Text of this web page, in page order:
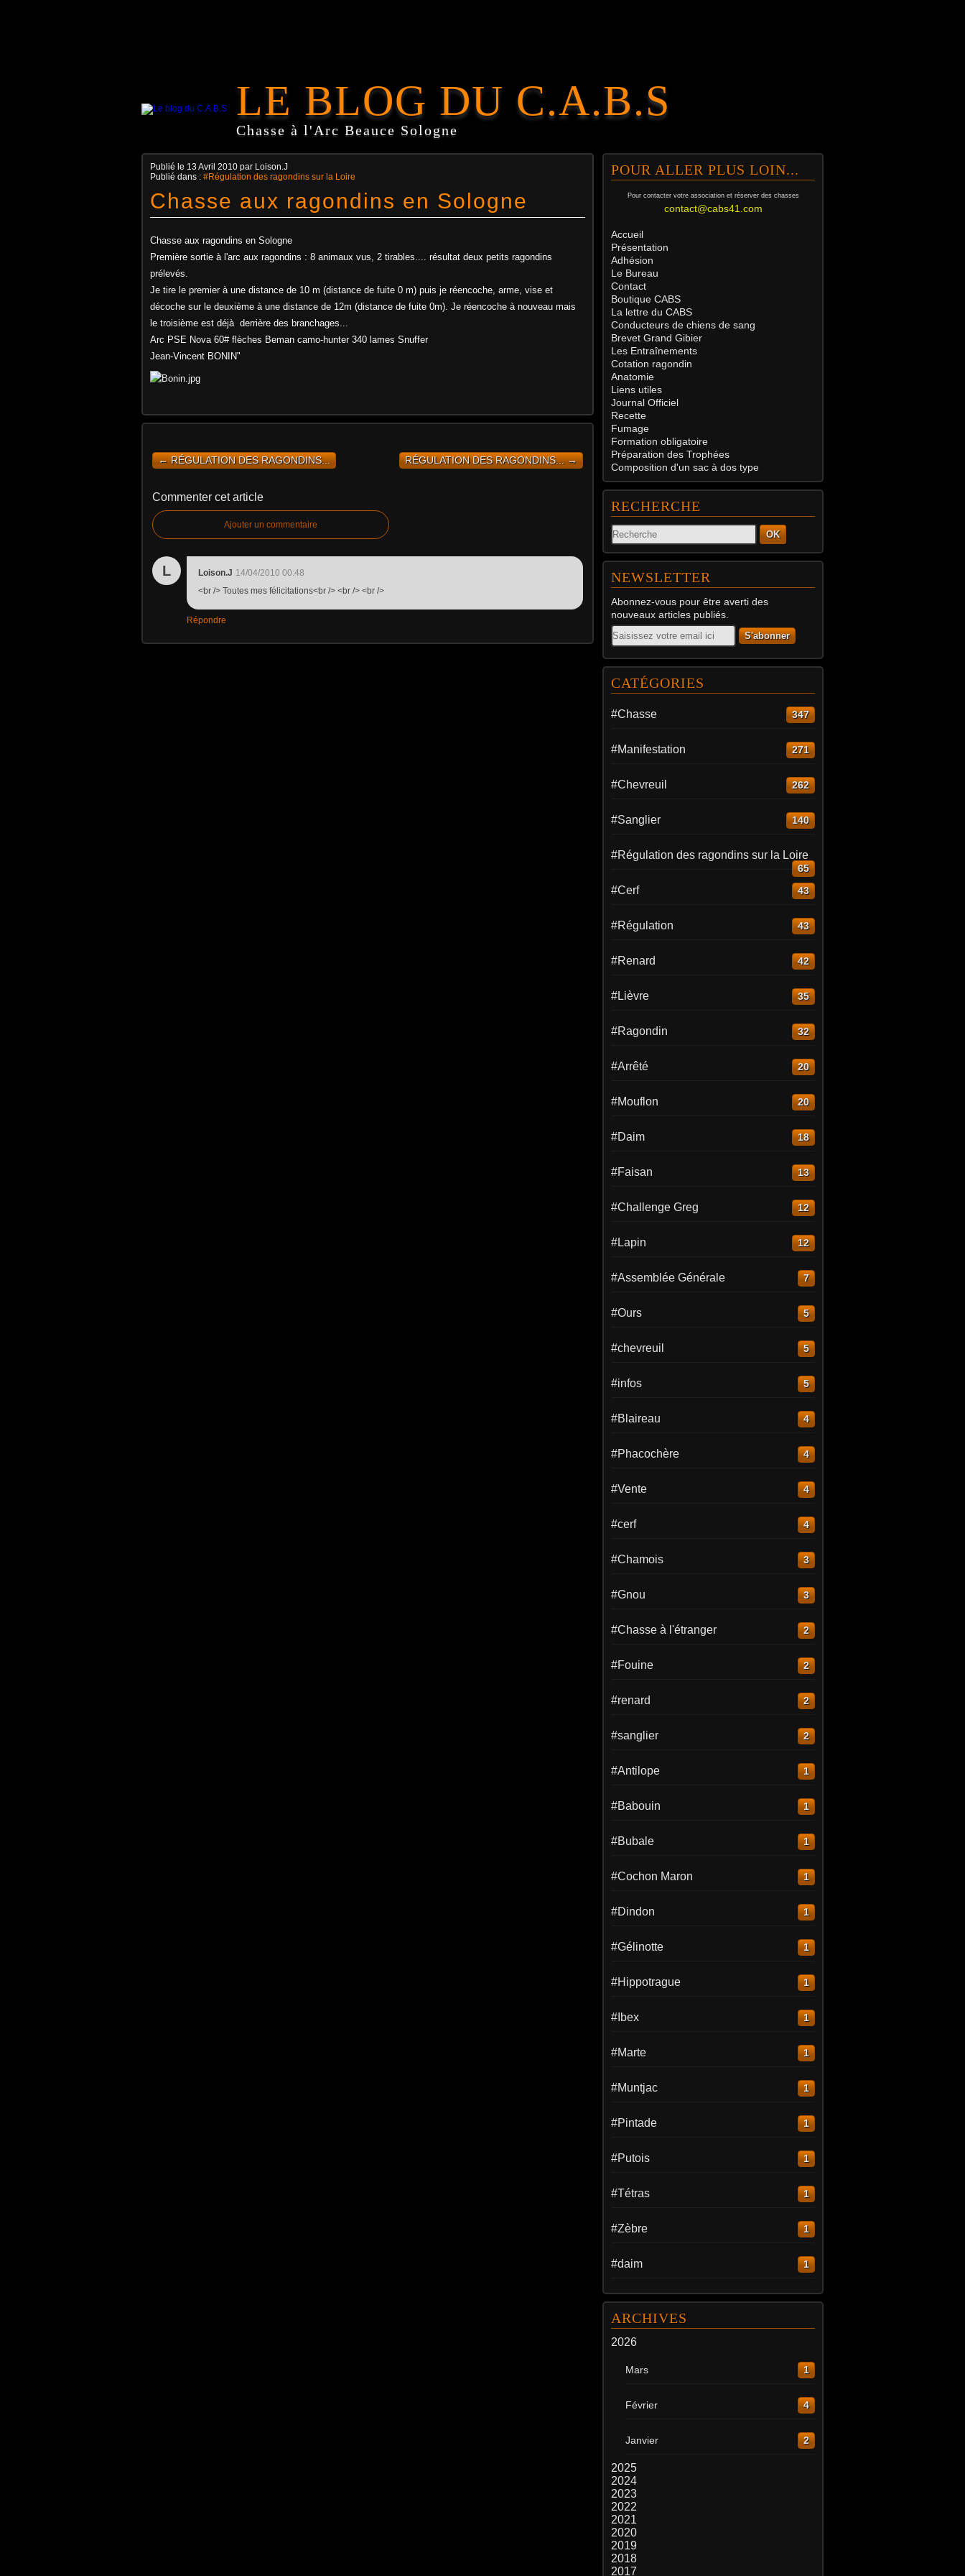
LE BLOG DU C.A.B.S
Chasse à l'Arc Beauce Sologne
Publié le 13 Avril 2010 par Loison.J
Publié dans : #Régulation des ragondins sur la Loire
Chasse aux ragondins en Sologne
Chasse aux ragondins en Sologne
Première sortie à l'arc aux ragondins : 8 animaux vus, 2 tirables.... résultat deux petits ragondins
prélevés.
Je tire le premier à une distance de 10 m (distance de fuite 0 m) puis je réencoche, arme, vise et
décoche sur le deuxième à une distance de 12m (distance de fuite 0m). Je réencoche à nouveau mais
le troisième est déjà derrière des branchages...
Arc PSE Nova 60# flèches Beman camo-hunter 340 lames Snuffer
Jean-Vincent BONIN"
← RÉGULATION DES RAGONDINS... RÉGULATION DES RAGONDINS... →
Commenter cet article
Ajouter un commentaire
L Loison.J 14/04/2010 00:48
<br /> Toutes mes félicitations<br /> <br /> <br />
Répondre
POUR ALLER PLUS LOIN...
Pour contacter votre association et réserver des chasses
contact@cabs41.com
Accueil
Présentation
Adhésion
Le Bureau
Contact
Boutique CABS
La lettre du CABS
Conducteurs de chiens de sang
Brevet Grand Gibier
Les Entraînements
Cotation ragondin
Anatomie
Liens utiles
Journal Officiel
Recette
Fumage
Formation obligatoire
Préparation des Trophées
Composition d'un sac à dos type
RECHERCHE
OK
NEWSLETTER
Abonnez-vous pour être averti des
nouveaux articles publiés.
Email
CATÉGORIES
#Chasse 347
#Manifestation 271
#Chevreuil 262
#Sanglier 140
#Régulation des ragondins sur la Loire
65
#Cerf 43
#Régulation 43
#Renard 42
#Lièvre 35
#Ragondin 32
#Arrêté 20
#Mouflon 20
#Daim 18
#Faisan 13
#Challenge Greg 12
#Lapin 12
#Assemblée Générale 7
#Ours 5
#chevreuil 5
#infos 5
#Blaireau 4
#Phacochère 4
#Vente 4
#cerf 4
#Chamois 3
#Gnou 3
#Chasse à l'étranger 2
#Fouine 2
#renard 2
#sanglier 2
#Antilope 1
#Babouin 1
#Bubale 1
#Cochon Maron 1
#Dindon 1
#Gélinotte 1
#Hippotrague 1
#Ibex 1
#Marte 1
#Muntjac 1
#Pintade 1
#Putois 1
#Tétras 1
#Zèbre 1
#daim 1
ARCHIVES
2026
Mars 1
Février 4
Janvier 2
2025
2024
2023
2022
2021
2020
2019
2018
2017